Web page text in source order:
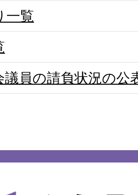
一覧
議員の請負状況の公